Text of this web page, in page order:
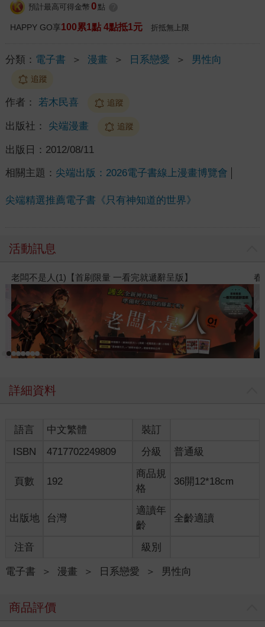
預計最高可得金幣 0 點
HAPPY GO享100累1點 4點抵1元 折抵無上限
分類： 電子書 ＞ 漫畫 ＞ 日系戀愛 ＞ 男性向
追蹤
作者： 若木民喜 追蹤
出版社： 尖端漫畫 追蹤
出版日： 2012/08/11
相關主題： 尖端出版：2026電子書線上漫畫博覽會
尖端精選推薦電子書《只有神知道的世界》
活動訊息
一看完就遞辭呈版】 春光ｘ奇幻基地｜全書系展
詳細資料
語言 中文繁體
裝訂
ISBN
4717702249809 分級 普通級
頁數 192
商品規
格
36開12*18cm
出版地 台灣
適讀年
齡
全齡適讀
注音 級別
電子書 ＞ 漫畫 ＞ 日系戀愛 ＞ 男性向
商品評價